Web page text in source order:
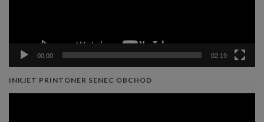
00:00 02:19
INKJET PRINTONER SENEC OBCHOD